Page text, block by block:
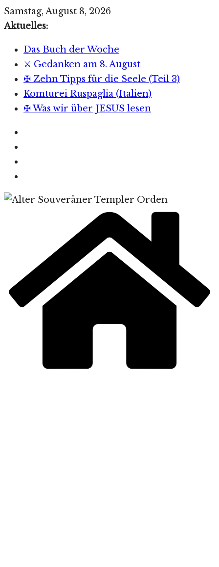
Zum
Inhalt
Samstag, August 8, 2026
Aktuelles:
Das Buch der Woche
⚔️ Gedanken am 8. August
✠ Zehn Tipps für die Seele (Teil 3)
Komturei Ruspaglia (Italien)
✠ Was wir über JESUS lesen